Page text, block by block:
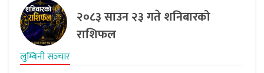
२०८३ साउन २३ गते शनिबारको
राशिफल
लुम्बिनी सञ्‍चार